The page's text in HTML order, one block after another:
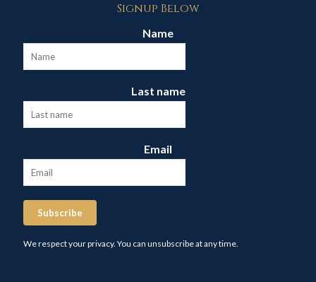
Signup Below
Name
Last name
Email
Subscribe
We respect your privacy. You can unsubscribe at any time.